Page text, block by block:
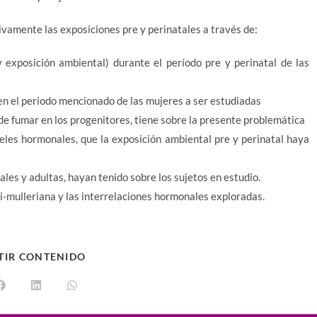
las exposiciones pre y perinatales a través de:
ambiental) durante el período pre y perinatal de las
el periodo mencionado de las mujeres a ser estudiadas
fumar en los progenitores, tiene sobre la presente problemática
hormonales, que la exposición ambiental pre y perinatal haya
y adultas, hayan tenido sobre los sujetos en estudio.
y las interrelaciones hormonales exploradas.
CONTENIDO